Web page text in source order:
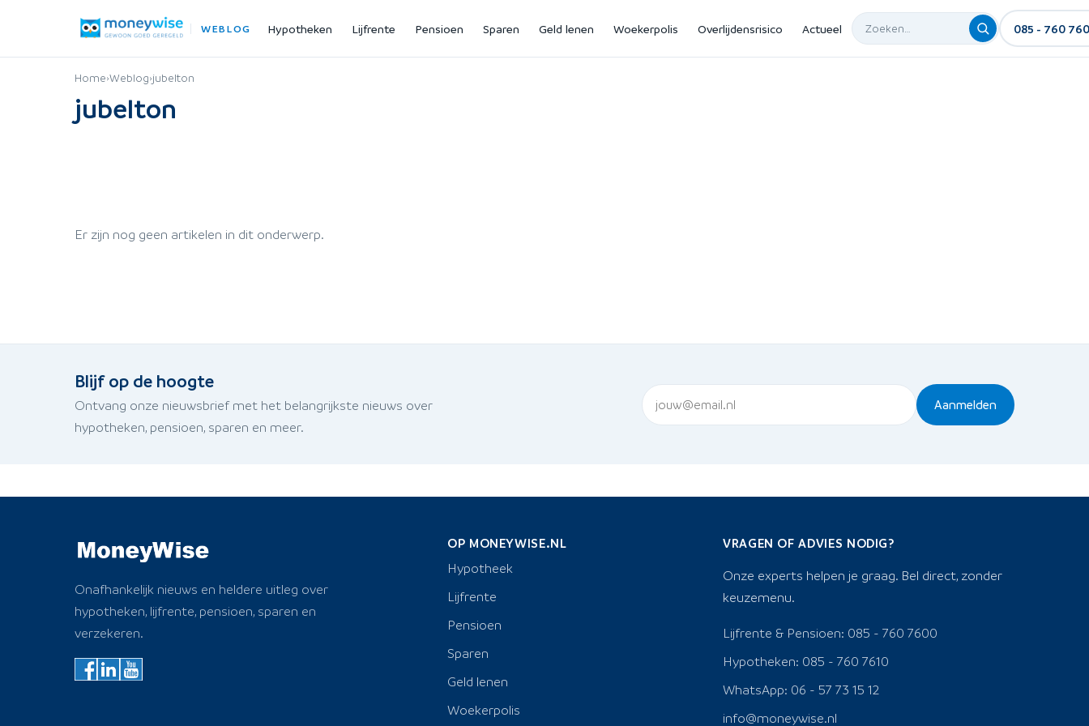
WEBLOG Hypotheken Lijfrente Pensioen Sparen Geld lenen Woekerpolis Overlijdensrisico Actueel 085 - 760
Home›Weblog›jubelton
jubelton
Er zijn nog geen artikelen in dit onderwerp.
Blijf op de hoogte
Ontvang onze nieuwsbrief met het belangrijkste nieuws over
hypotheken, pensioen, sparen en meer.
Aanmelden
Onafhankelijk nieuws en heldere uitleg over
hypotheken, lijfrente, pensioen, sparen en
verzekeren.
OP MONEYWISE.NL
Hypotheek
Lijfrente
Pensioen
Sparen
Geld lenen
Woekerpolis
VRAGEN OF ADVIES NODIG?
Onze experts helpen je graag. Bel direct, zonder
keuzemenu.
Lijfrente & Pensioen: 085 - 760 7600
Hypotheken: 085 - 760 7610
WhatsApp: 06 - 57 73 15 12
info@moneywise.nl